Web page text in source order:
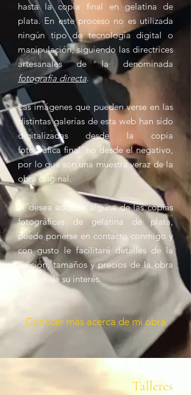
hasta la copia final en gelatina de
plata. En este proceso no es utilizada
ningún tipo de tecnología digital o
manipulación, siguiendo las directrices
artesanales de la denominada
fotografía directa.
Las imágenes que pueden verse en las
distintas galerías de esta web han sido
digitalizadas desde la copia
fotográfica final, no desde el negativo,
por lo que son una muestra veraz de la
obra original.
Si desea adquirir alguna de las copias
fotográficas de gelatina de plata,
puede ponerse en contacto conmigo y
con gusto le facilitaré detalles de la
edición, tamaños y precios de la obra
u obras de su interés.
Conocer más acerca de mi obra
Talleres